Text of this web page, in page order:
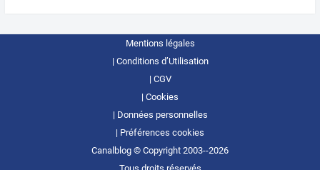
Mentions légales
Conditions d’Utilisation
CGV
Cookies
Données personnelles
Préférences cookies
Canalblog © Copyright 2003--2026